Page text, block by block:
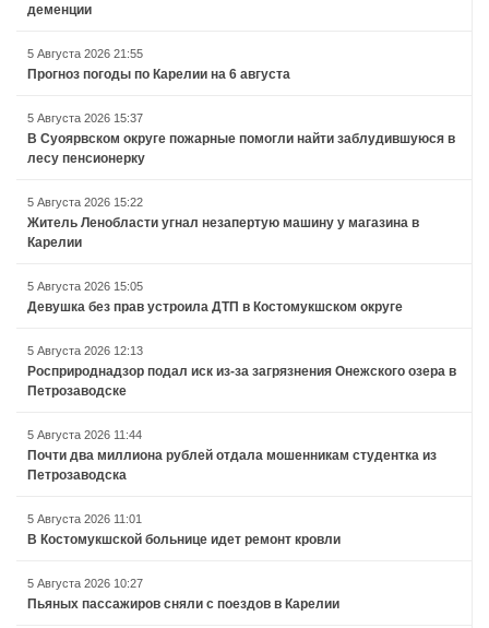
деменции
5 Августа 2026 21:55
Прогноз погоды по Карелии на 6 августа
5 Августа 2026 15:37
В Суоярвском округе пожарные помогли найти заблудившуюся в
лесу пенсионерку
5 Августа 2026 15:22
Житель Ленобласти угнал незапертую машину у магазина в
Карелии
5 Августа 2026 15:05
Девушка без прав устроила ДТП в Костомукшском округе
5 Августа 2026 12:13
Росприроднадзор подал иск из-за загрязнения Онежского озера в
Петрозаводске
5 Августа 2026 11:44
Почти два миллиона рублей отдала мошенникам студентка из
Петрозаводска
5 Августа 2026 11:01
В Костомукшской больнице идет ремонт кровли
5 Августа 2026 10:27
Пьяных пассажиров сняли с поездов в Карелии